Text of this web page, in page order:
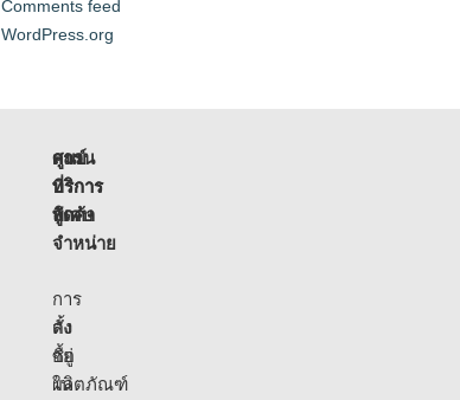
Comments feed
WordPress.org
ศูนย์
บริการ
ลูกค้า
การ
สั่ง
ซื้อ
ผลิตภัณฑ์
สถาน
ที่
จัด
จำหน่าย
ตั้ง
อยู่
ใน
การ
บริการ
พิเศษ